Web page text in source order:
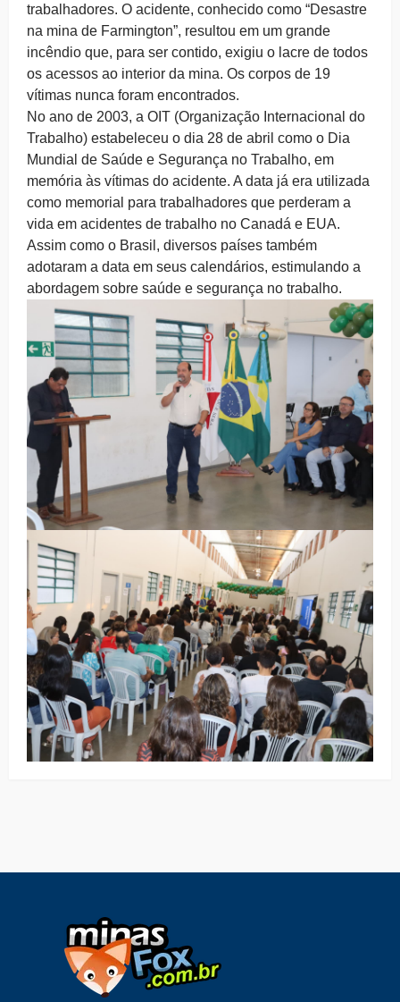
trabalhadores. O acidente, conhecido como “Desastre
na mina de Farmington”, resultou em um grande
incêndio que, para ser contido, exigiu o lacre de todos
os acessos ao interior da mina. Os corpos de 19
vítimas nunca foram encontrados.
No ano de 2003, a OIT (Organização Internacional do
Trabalho) estabeleceu o dia 28 de abril como o Dia
Mundial de Saúde e Segurança no Trabalho, em
memória às vítimas do acidente. A data já era utilizada
como memorial para trabalhadores que perderam a
vida em acidentes de trabalho no Canadá e EUA.
Assim como o Brasil, diversos países também
adotaram a data em seus calendários, estimulando a
abordagem sobre saúde e segurança no trabalho.